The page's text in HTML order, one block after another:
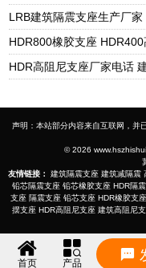
首页 产品
声明：本站部分内容来自互联网，并
© 2026
友情链接：
建筑隔震支座 建筑减隔震
铅芯隔震支座 铅芯橡胶支座 HDR隔
支座 隔震支座 铅芯支座 HDR橡胶支座
摆支座 HDR高阻尼支座 建筑高阻尼